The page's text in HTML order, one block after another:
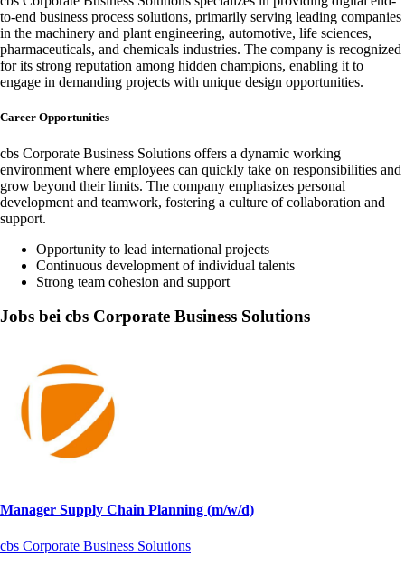
to-end business process solutions, primarily serving leading companies
in the machinery and plant engineering, automotive, life sciences,
pharmaceuticals, and chemicals industries. The company is recognized
for its strong reputation among hidden champions, enabling it to
engage in demanding projects with unique design opportunities.
Career Opportunities
cbs Corporate Business Solutions offers a dynamic working
environment where employees can quickly take on responsibilities and
grow beyond their limits. The company emphasizes personal
development and teamwork, fostering a culture of collaboration and
support.
Opportunity to lead international projects
Continuous development of individual talents
Strong team cohesion and support
Jobs bei cbs Corporate Business Solutions
Manager Supply Chain Planning (m/w/d)
cbs Corporate Business Solutions